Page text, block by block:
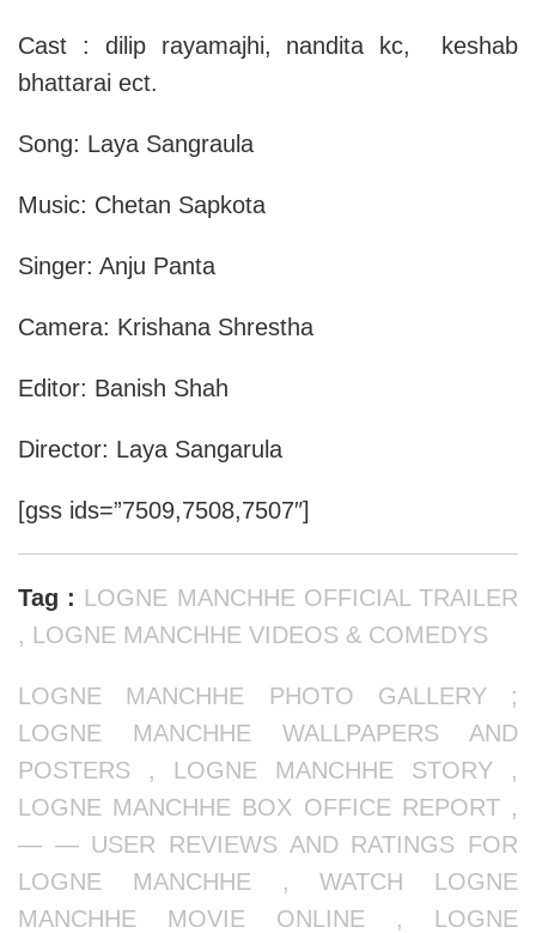
Cast : dilip rayamajhi, nandita kc, keshab
bhattarai ect.
Song: Laya Sangraula
Music: Chetan Sapkota
Singer: Anju Panta
Camera: Krishana Shrestha
Editor: Banish Shah
Director: Laya Sangarula
[gss ids=”7509,7508,7507″]
Tag : LOGNE MANCHHE OFFICIAL TRAILER
, LOGNE MANCHHE VIDEOS & COMEDYS
LOGNE MANCHHE PHOTO GALLERY ;
LOGNE MANCHHE WALLPAPERS AND
POSTERS , LOGNE MANCHHE STORY ,
LOGNE MANCHHE BOX OFFICE REPORT ,
— — USER REVIEWS AND RATINGS FOR
LOGNE MANCHHE , WATCH LOGNE
MANCHHE MOVIE ONLINE , LOGNE